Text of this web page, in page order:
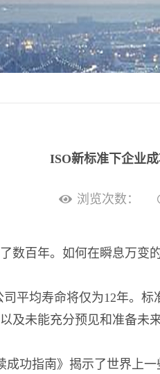
ISO新标准下企业
浏览次数：
数百年。如何在瞬息万变
均寿命将仅为12年。标
及未能充分预见和准备未
功指南》揭示了世界上